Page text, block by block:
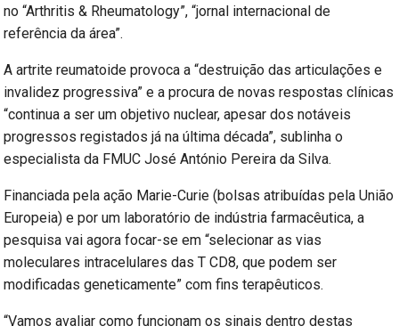
no “Arthritis & Rheumatology”, “jornal internacional de
referência da área”.
A artrite reumatoide provoca a “destruição das articulações e
invalidez progressiva” e a procura de novas respostas clínicas
“continua a ser um objetivo nuclear, apesar dos notáveis
progressos registados já na última década”, sublinha o
especialista da FMUC José António Pereira da Silva.
Financiada pela ação Marie-Curie (bolsas atribuídas pela União
Europeia) e por um laboratório de indústria farmacêutica, a
pesquisa vai agora focar-se em “selecionar as vias
moleculares intracelulares das T CD8, que podem ser
modificadas geneticamente” com fins terapêuticos.
“Vamos avaliar como funcionam os sinais dentro destas